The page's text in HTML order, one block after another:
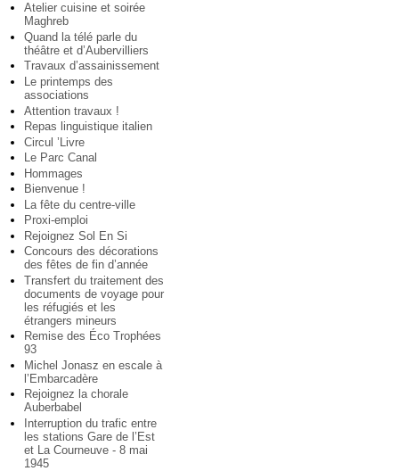
Atelier cuisine et soirée
Maghreb
Quand la télé parle du
théâtre et d’Aubervilliers
Travaux d’assainissement
Le printemps des
associations
Attention travaux !
Repas linguistique italien
Circul ’Livre
Le Parc Canal
Hommages
Bienvenue !
La fête du centre-ville
Proxi-emploi
Rejoignez Sol En Si
Concours des décorations
des fêtes de fin d’année
Transfert du traitement des
documents de voyage pour
les réfugiés et les
étrangers mineurs
Remise des Éco Trophées
93
Michel Jonasz en escale à
l’Embarcadère
Rejoignez la chorale
Auberbabel
Interruption du trafic entre
les stations Gare de l’Est
et La Courneuve - 8 mai
1945